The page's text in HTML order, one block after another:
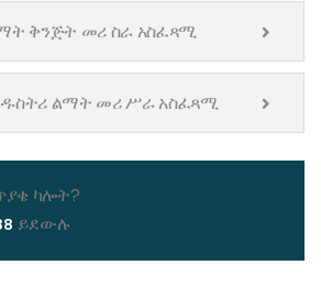
ቅንጅት መሪ ስራ አስፈጻሚ
ልማት መሪ ሥራ አስፈጻሚ
ካሎት?
ይደውሉ